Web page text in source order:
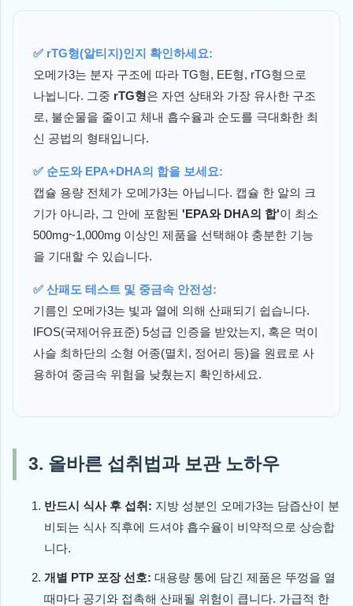
✅ rTG형(알티지)인지 확인하세요:
오메가3는 분자 구조에 따라 TG형, EE형, rTG형으로
나뉩니다. 그중 rTG형은 자연 상태와 가장 유사한 구조
로, 불순물을 줄이고 체내 흡수율과 순도를 극대화한 최
신 공법의 형태입니다.
✅ 순도와 EPA+DHA의 합을 보세요:
캡슐 용량 전체가 오메가3는 아닙니다. 캡슐 한 알의 크
기가 아니라, 그 안에 포함된 'EPA와 DHA의 합'이 최소
500mg~1,000mg 이상인 제품을 선택해야 충분한 기능
을 기대할 수 있습니다.
✅ 산패도 테스트 및 중금속 안전성:
기름인 오메가3는 빛과 열에 의해 산패되기 쉽습니다.
IFOS(국제어유표준) 5성급 인증을 받았는지, 혹은 먹이
사슬 최하단의 소형 어종(멸치, 정어리 등)을 원료로 사
용하여 중금속 위험을 낮췄는지 확인하세요.
3. 올바른 섭취법과 보관 노하우
반드시 식사 후 섭취: 지방 성분인 오메가3는 담즙산이 분
비되는 식사 직후에 드셔야 흡수율이 비약적으로 상승합
니다.
개별 PTP 포장 선호: 대용량 통에 담긴 제품은 뚜껑을 열
때마다 공기와 접촉해 산패될 위험이 큽니다. 가급적 한